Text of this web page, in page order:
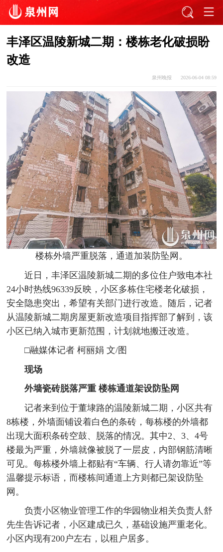
丰泽区温陵新城二期：楼栋老化破损盼
改造
泉州晚报 2026-06-04 08:59
楼栋外墙严重脱落，通道加装防坠网。
近日，丰泽区温陵新城二期的多位住户致电本社
24小时热线96339反映，小区多栋住宅楼老化破损，
安全隐患突出，希望有关部门进行改造。随后，记者
从温陵新城二期房屋更新改造项目指挥部了解到，该
小区已纳入城市更新范围，计划就地搬迁改造。
□融媒体记者 柯丽娟 文/图
现场
外墙瓷砖脱落严重 楼栋通道架设防坠网
记者来到位于董埭路的温陵新城二期，小区共有
8栋楼，外墙面铺设着白色的条砖，每栋楼的外墙都
出现大面积条砖空鼓、脱落的情况。其中2、3、4号
楼最为严重，外墙就像被脱了一层皮，内部钢筋清晰
可见。每栋楼外墙上都贴有“车辆、行人请勿靠近”等
温馨提示标语，而楼栋间通道上方则都已架设防坠
网。
负责小区物业管理工作的华园物业相关负责人舒
先生告诉记者，小区建成已久，基础设施严重老化。
小区内现有200户左右，以租户居多。